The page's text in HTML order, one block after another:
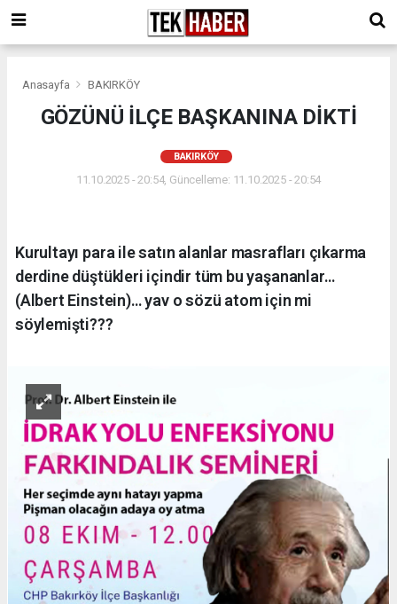
Anasayfa BAKIRKÖY
GÖZÜNÜ İLÇE BAŞKANINA DİKTİ
BAKIRKÖY
11.10.2025 - 20:54, Güncelleme: 11.10.2025 - 20:54
Kurultayı para ile satın alanlar masrafları çıkarma
derdine düştükleri içindir tüm bu yaşananlar…
(Albert Einstein)… yav o sözü atom için mi
söylemişti???